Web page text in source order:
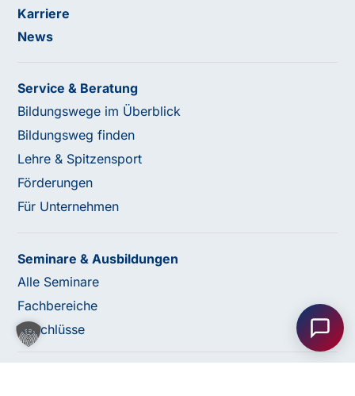
Haben Sie Fragen oder benötigen Sie
Unser Team ist gerne für Sie da! Nehmen Sie jetzt
Kontakt mit uns auf – wir freuen uns auf Ihre Anfrage.
Karriere
News
Service & Beratung
Bildungswege im Überblick
Bildungsweg finden
Lehre & Spitzensport
Förderungen
Für Unternehmen
Seminare & Ausbildungen
Alle Seminare
Fachbereiche
Abschlüsse